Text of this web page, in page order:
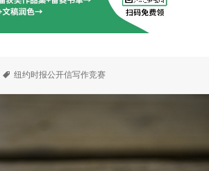
标
纽约时报公开信写作竞赛